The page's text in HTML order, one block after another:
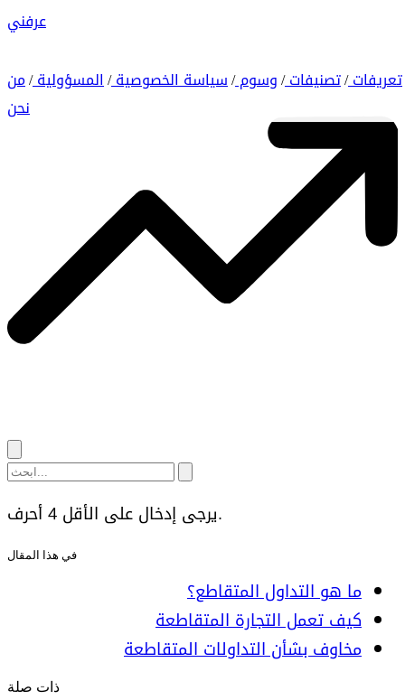
عرفني
تعريفات/ تصنيفات/ وسوم/ سياسة الخصوصية/ المسؤولية/ من
نحن
يرجى إدخال على الأقل 4 أحرف.
في هذا المقال
ما هو التداول المتقاطع؟
كيف تعمل التجارة المتقاطعة
مخاوف بشأن التداولات المتقاطعة
ذات صلة